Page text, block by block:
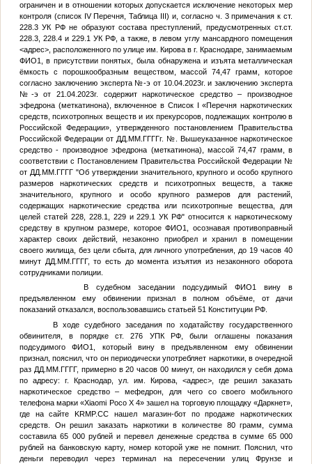
ограничен и в отношении которых допускается исключение некоторых мер
контроля (список IV Перечня, Таблица III) и, согласно ч. 3 примечания к ст.
228.3 УК РФ не образуют состава преступлений, предусмотренных ст.ст.
228.3, 228.4 и 229.1 УК РФ, а также, в левом углу мансардного помещения
<адрес>, расположенного по улице им. Кирова в г. Краснодаре, занимаемым
ФИО1
, в присутствии понятых, была обнаружена и изъята металлическая
ёмкость с порошкообразным веществом, массой 74,47 грамм, которое
согласно заключению эксперта №-э от 10.04.2023г. и заключению эксперта
№ -э от 21.04.2023г. содержит наркотическое средство – производное
эфедрона (меткатинона), включенное в Список I «Перечня наркотических
средств, психотропных веществ и их прекурсоров, подлежащих контролю в
Российской Федерации», утвержденного постановлением Правительства
Российской Федерации от ДД.ММ.ГГГГг. № . Вышеуказанное наркотическое
средство - производное эфедрона (меткатинона), массой 74,47 грамм, в
соответствии с Постановлением Правительства Российской Федерации №
от ДД.ММ.ГГГГ"Об утверждении значительного, крупного и особо крупного
размеров наркотических средств и психотропных веществ, а также
значительного, крупного и особо крупного размеров для растений,
содержащих наркотические средства или психотропные вещества, для
целей статей 228, 228.1, 229 и 229.1 УК РФ" относится к наркотическому
средству в крупном размере, котороеФИО1
, осознавая противоправный
характер своих действий, незаконно приобрел и хранил в помещении
своего жилища, без цели сбыта, для личного употребления, до 19 часов 40
минут ДД.ММ.ГГГГ, то есть до момента изъятия из незаконного оборота
сотрудниками полиции.
В судебном заседании подсудимыйФИО1
вину в
предъявленном ему обвинении признал в полном объёме, от дачи
показаний отказался, воспользовавшись статьей 51 Конституции РФ.
В ходе судебного заседания по ходатайству государственного
обвинителя, в порядке ст. 276 УПК РФ, были оглашены показания
подсудимогоФИО1
, который вину в предъявленном ему обвинении
признал, пояснил, что он периодически употребляет наркотики, в очередной
раз ДД.ММ.ГГГГ, примерно в 20 часов 00 минут, он находился у себя дома
по адресу: г. Краснодар, ул. им. Кирова,<адрес> , где решил заказать
наркотическое средство – мефедрон, для чего со своего мобильного
телефона марки «Xiaomi Poco X 4» зашел на торговую площадку «Даркнет»,
где на сайте KRMP.CC нашел магазин-бот по продаже наркотических
средств. Он решил заказать наркотики в количестве 80 грамм, сумма
составила 65 000 рублей и перевел денежные средства в сумме 65 000
рублей на банковскую карту, номер которой уже не помнит. Пояснил, что
деньги переводил через терминал на пересечении улиц Фрунзе и